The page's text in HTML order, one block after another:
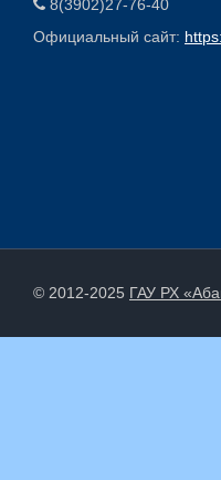
8(3902)27-76-40
Официальный сайт:
© 2012-2025 ГАУ РХ